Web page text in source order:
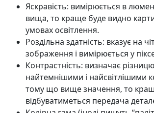
Яскравість: вимірюється в
вища, то краще буде видно
умовах освітлення.
Роздільна здатність: вказує на
зображення і вимірюється у
Контрастність: визначає
найтемнішими і найсвітлішими
тому що вище значення, то
відбуватиметься передача